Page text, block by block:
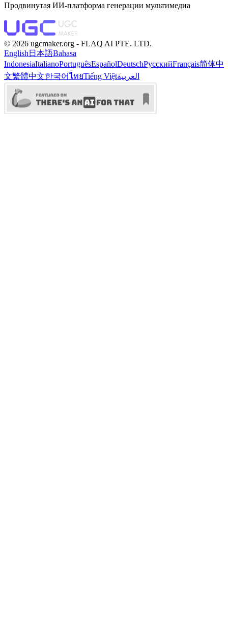
Продвинутая ИИ-платформа генерации мультимедиа
©️ 2026 ugcmaker.org - FLAQ AI PTE. LTD.
English 日本語Bahasa
IndonesiaItalianoPortuguêsEspañolDeutschРусскийFrançais简体中
文繁體中文한국어ไทยTiếng Việtالعربية